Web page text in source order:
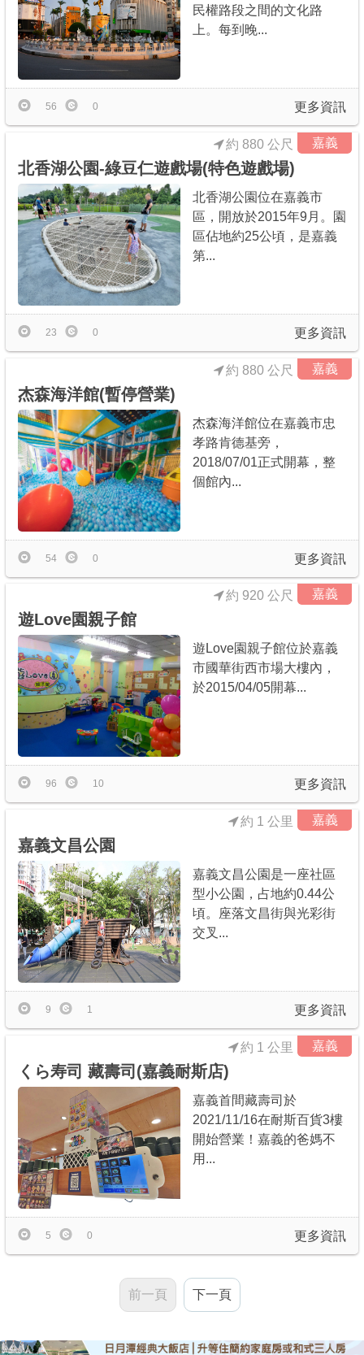
民權路段之間的文化路
上。每到晚...
更多資訊
56 0
嘉義
約 880 公尺
北香湖公園-綠豆仁遊戲場(特色遊戲場)
北香湖公園位在嘉義市
區，開放於2015年9月。園
區佔地約25公頃，是嘉義
第...
更多資訊
23 0
嘉義
約 880 公尺
杰森海洋館(暫停營業)
杰森海洋館位在嘉義市忠
孝路肯德基旁，
2018/07/01正式開幕，整
個館內...
更多資訊
54 0
嘉義
約 920 公尺
遊Love園親子館
遊Love園親子館位於嘉義
市國華街西市場大樓內，
於2015/04/05開幕...
更多資訊
96 10
嘉義
約 1 公里
嘉義文昌公園
嘉義文昌公園是一座社區
型小公園，占地約0.44公
頃。座落文昌街與光彩街
交叉...
更多資訊
9 1
嘉義
約 1 公里
くら寿司 藏壽司(嘉義耐斯店)
嘉義首間藏壽司於
2021/11/16在耐斯百貨3樓
開始營業！嘉義的爸媽不
用...
更多資訊
5 0
前一頁 下一頁